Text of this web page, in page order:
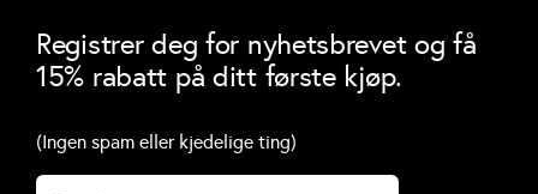
Registrer deg for nyhetsbrevet og få
15% rabatt på ditt første kjøp.
(Ingen spam eller kjedelige ting)